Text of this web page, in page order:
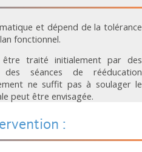
et dépend de la tolérance
fonctionnel.
traité initialement par des
séances de rééducation
ne suffit pas à soulager le
peut être envisagée.
: